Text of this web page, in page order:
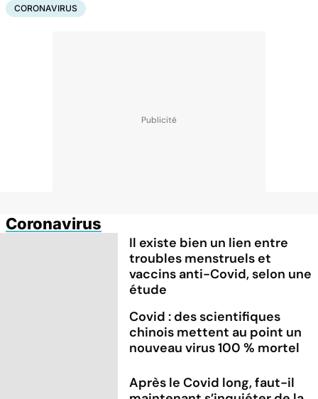
CORONAVIRUS
Coronavirus
Il existe bien un lien entre
troubles menstruels et
vaccins anti-Covid, selon une
étude
Covid : des scientifiques
chinois mettent au point un
nouveau virus 100 % mortel
Après le Covid long, faut-il